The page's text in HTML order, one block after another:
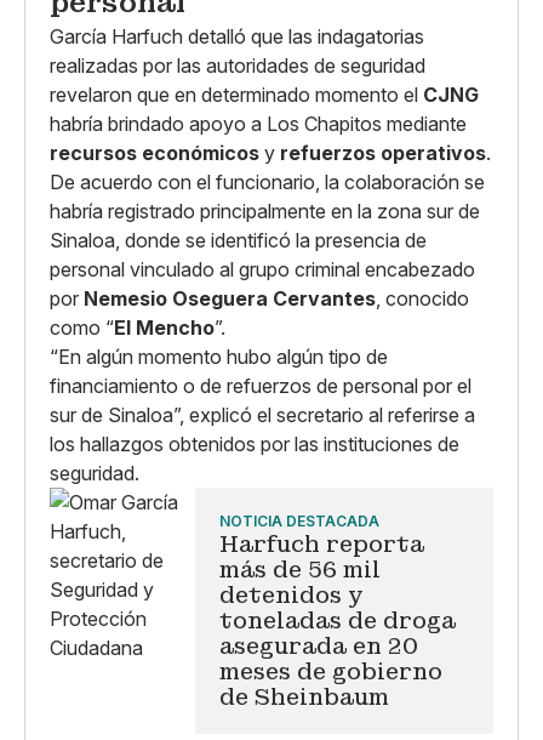
García Harfuch detalló que las indagatorias
realizadas por las autoridades de seguridad
revelaron que en determinado momento el CJNG
habría brindado apoyo a Los Chapitos mediante
recursos económicos y refuerzos operativos.
De acuerdo con el funcionario, la colaboración se
habría registrado principalmente en la zona sur de
Sinaloa, donde se identificó la presencia de
personal vinculado al grupo criminal encabezado
por Nemesio Oseguera Cervantes , conocido
como “El Mencho”.
“En algún momento hubo algún tipo de
financiamiento o de refuerzos de personal por el
sur de Sinaloa”, explicó el secretario al referirse a
los hallazgos obtenidos por las instituciones de
seguridad.
NOTICIA DESTACADA
Harfuch reporta
más de 56 mil
detenidos y
toneladas de droga
asegurada en 20
meses de gobierno
de Sheinbaum